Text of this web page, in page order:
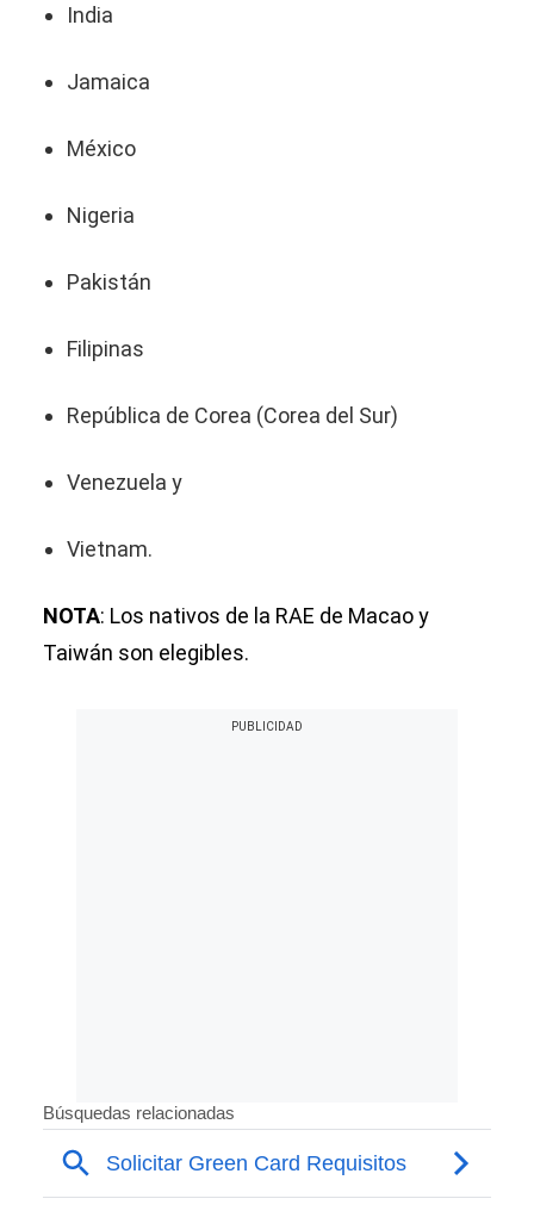
India
Jamaica
México
Nigeria
Pakistán
Filipinas
República de Corea (Corea del Sur)
Venezuela y
Vietnam.
NOTA: Los nativos de la RAE de Macao y
Taiwán son elegibles.